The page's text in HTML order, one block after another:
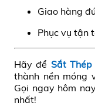
Giao hàng
Phục vụ tận
Hãy để Sắt Thép
thành nền móng
Gọi ngay hôm
nhất!